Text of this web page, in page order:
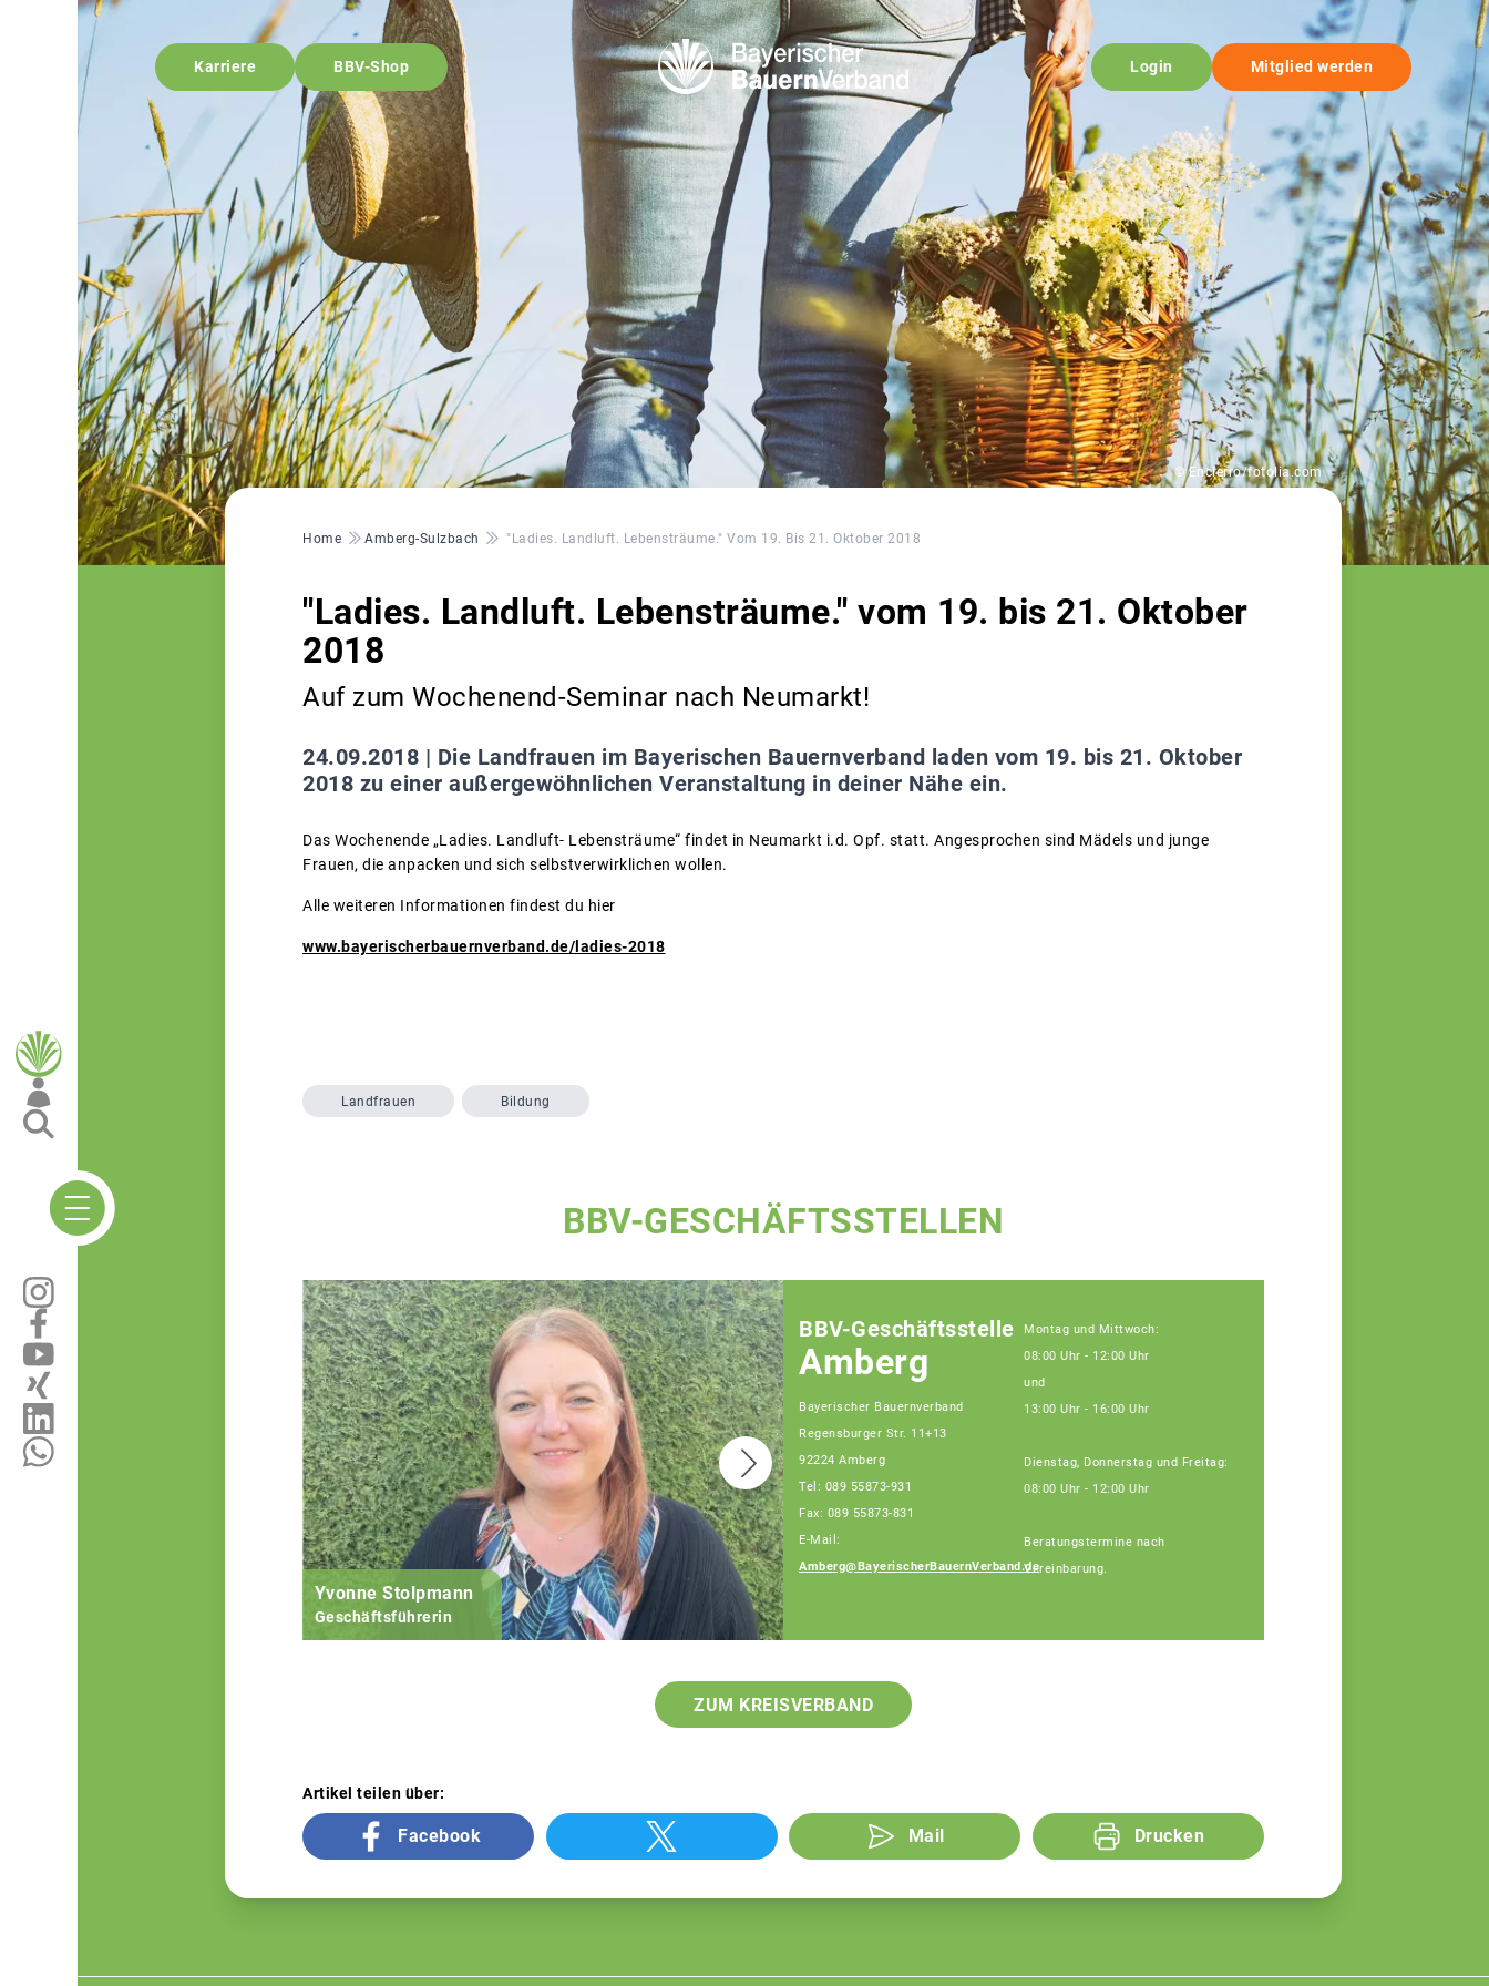
Karriere BBV-Shop Login Mitglied werden
© Encierro/fotolia.com
Pfadnavigation
Home Amberg-Sulzbach "Ladies. Landluft. Lebensträume." Vom 19. Bis 21. Oktober 2018
"Ladies. Landluft. Lebensträume." vom 19. bis 21. Oktober
2018
Auf zum Wochenend-Seminar nach Neumarkt!
24.09.2018 | Die Landfrauen im Bayerischen Bauernverband laden vom 19. bis 21. Oktober
2018 zu einer außergewöhnlichen Veranstaltung in deiner Nähe ein.
Das Wochenende „Ladies. Landluft- Lebensträume“ findet in Neumarkt i.d. Opf. statt. Angesprochen sind Mädels und junge
Frauen, die anpacken und sich selbstverwirklichen wollen.
Alle weiteren Informationen findest du hier
www.bayerischerbauernverband.de/ladies-2018
Landfrauen Bildung
BBV-GESCHÄFTSSTELLEN
Yvonne Stolpmann
Geschäftsführerin
BBV-Geschäftsstelle
Amberg
Bayerischer Bauernverband
Regensburger Str. 11+13
92224 Amberg
Tel: 089 55873-931
Fax: 089 55873-831
E-Mail:
Amberg@BayerischerBauernVerband.de
Montag und Mittwoch:
08:00 Uhr - 12:00 Uhr
und
13:00 Uhr - 16:00 Uhr
Dienstag, Donnerstag und Freitag:
08:00 Uhr - 12:00 Uhr
Beratungstermine nach
Vereinbarung.
ZUM KREISVERBAND
Artikel teilen über:
Facebook Mail Drucken